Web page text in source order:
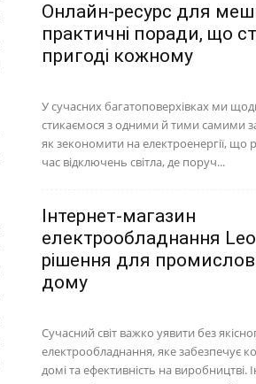
Онлайн-ресурс для
практичні поради, що
пригоді кожному
У сучасних багатоповерхівках ми
стикаємося з одними й тими самими
як зекономити на електроенергії, що
час відключень світла, де поруч...
Інтернет-магазин
електрообладнання
рішення для
дому
Сучасний світ важко уявити без
електрообладнання, яке забезпечує
домі та ефективність на виробництві.